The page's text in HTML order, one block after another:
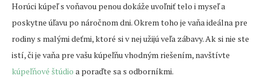
Horúci kúpeľ s voňavou penou dokáže uvoľniť telo i myseľ a
poskytne úľavu po náročnom dni. Okrem toho je vaňa ideálna pre
rodiny s malými deťmi, ktoré si v nej užijú veľa zábavy. Ak si nie ste
istí, či je vaňa pre vašu kúpeľňu vhodným riešením, navštívte
kúpeľňové štúdio a poraďte sa s odborníkmi.